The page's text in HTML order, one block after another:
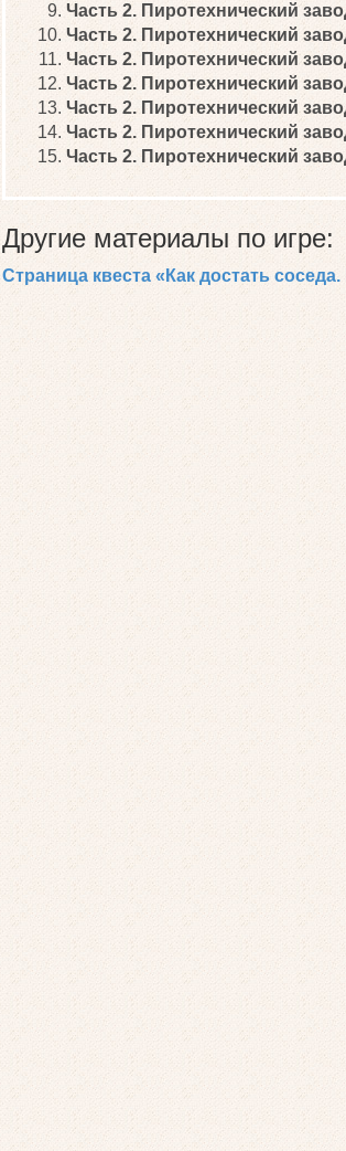
Часть 2. Пиротехнический
Часть 2. Пиротехнический
Часть 2. Пиротехнический
Часть 2. Пиротехнический
Часть 2. Пиротехнический
Часть 2. Пиротехнический
Часть 2. Пиротехнический
Другие материалы по игре:
Страница квеста «Как достать